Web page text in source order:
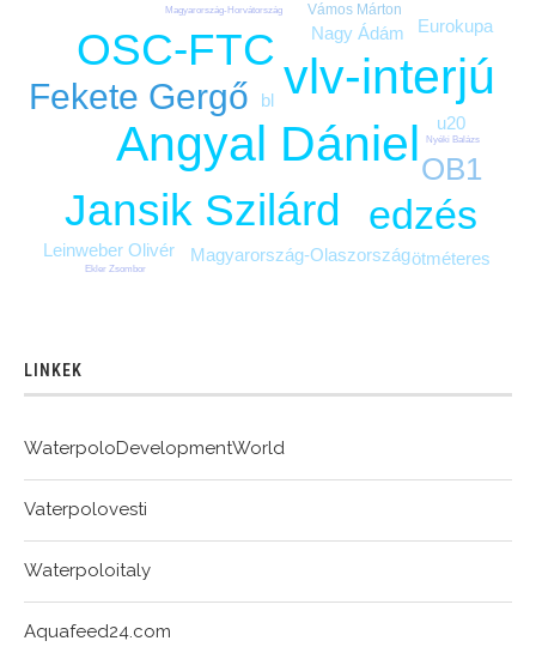
Angyal Dániel
vlv-interjú
Jansik Szilárd
OSC-FTC
edzés
Fekete Gergő
OB1
bl
Eurokupa
Leinweber Olivér Magyarország-Olaszország
Nagy Ádám
u20
ötméteres
Vámos Márton
Ekler Zsombor
Magyarország-Horvátország
Nyéki Balázs
LINKEK
WaterpoloDevelopmentWorld
Vaterpolovesti
Waterpoloitaly
Aquafeed24.com